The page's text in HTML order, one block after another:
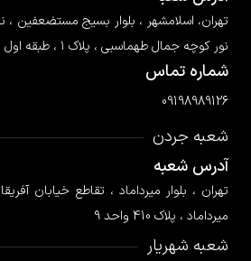
تهران، اسلامشهر ، بلوار بسیج مستضعفین ،
نور کوچه جمال طهماسبی ، پلاک ۱ ، طبقه اول
شماره تماس
09198989126
شعبه جردن
آدرس شعبه
تهران ، بلوار میرداماد ، تقاطع خیابان
میرداماد ، پلاک 410 واحد 9
شعبه شهریار